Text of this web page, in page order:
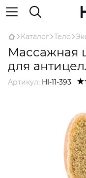
Каталог Тело
Массажная
для
Артикул: HI-11-393